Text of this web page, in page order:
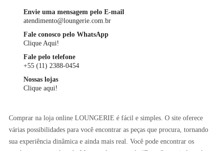
Envie uma mensagem pelo E-mail
atendimento@loungerie.com.br
Fale conosco pelo WhatsApp
Clique Aqui!
Fale pelo telefone
+55 (11) 2388-0454
Nossas lojas
Clique aqui!
Comprar na loja online LOUNGERIE é fácil e simples. O site oferece
várias possibilidades para você encontrar as peças que procura, tornando
sua experiência dinâmica e ainda mais real. Você pode encontrar os